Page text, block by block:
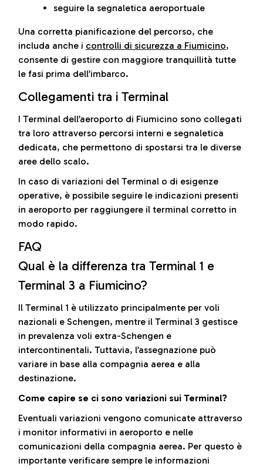
seguire la segnaletica aeroportuale
Una corretta pianificazione del percorso, che
includa anche i controlli di sicurezza a Fiumicino,
consente di gestire con maggiore tranquillità tutte
le fasi prima dell’imbarco.
Collegamenti tra i Terminal
I Terminal dell’aeroporto di Fiumicino sono collegati
tra loro attraverso percorsi interni e segnaletica
dedicata, che permettono di spostarsi tra le diverse
aree dello scalo.
In caso di variazioni del Terminal o di esigenze
operative, è possibile seguire le indicazioni presenti
in aeroporto per raggiungere il terminal corretto in
modo rapido.
FAQ
Qual è la differenza tra Terminal 1 e
Terminal 3 a Fiumicino?
Il Terminal 1 è utilizzato principalmente per voli
nazionali e Schengen, mentre il Terminal 3 gestisce
in prevalenza voli extra-Schengen e
intercontinentali. Tuttavia, l’assegnazione può
variare in base alla compagnia aerea e alla
destinazione.
Come capire se ci sono variazioni sui Terminal?
Eventuali variazioni vengono comunicate attraverso
i monitor informativi in aeroporto e nelle
comunicazioni della compagnia aerea. Per questo è
importante verificare sempre le informazioni